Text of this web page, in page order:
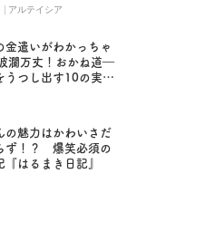
| アルテイシア
金遣いがわかっちゃ
瀾万丈！おかね道―
うつし出す10の実
の魅力はかわいさだ
ず！？ 爆笑必須の
『はるまき日記』